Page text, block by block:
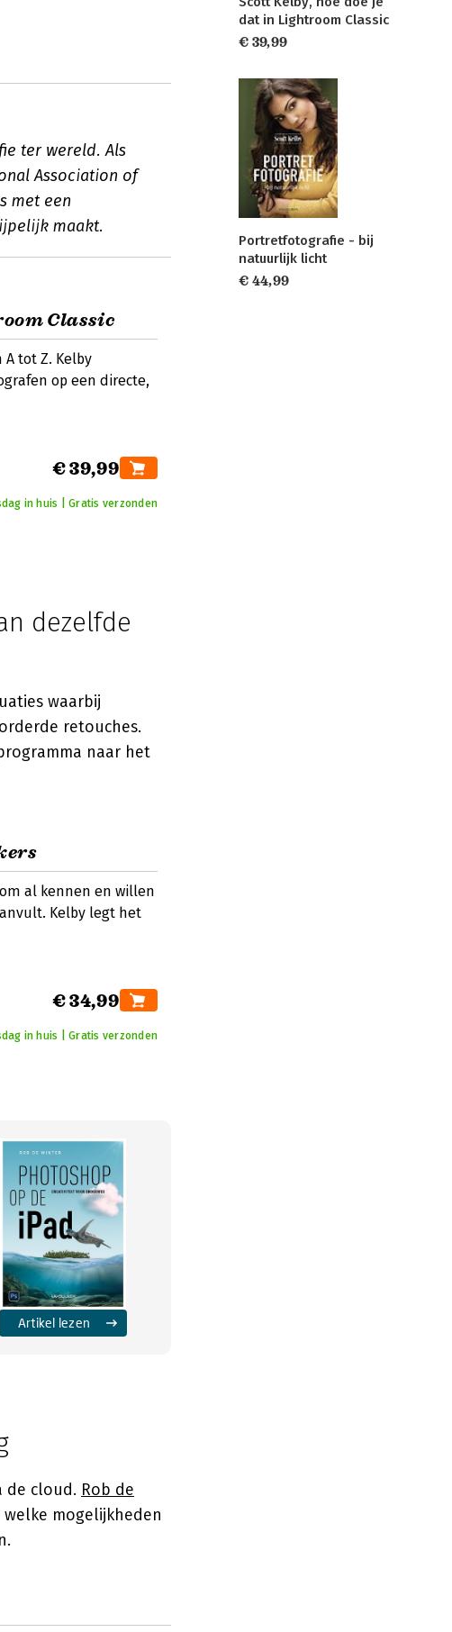
ter wereld. Als
Association of
met een
maakt.
Classic
tot Z. Kelby
op een directe,
€ 39,99
in huis | Gratis verzonden
dezelfde
waarbij
retouches.
naar het
al kennen en willen
Kelby legt het
€ 34,99
in huis | Gratis verzonden
Artikel lezen
de cloud. Rob de
mogelijkheden
dat in Lightroom Classic
€ 39,99
Portretfotografie - bij
natuurlijk licht
€ 44,99